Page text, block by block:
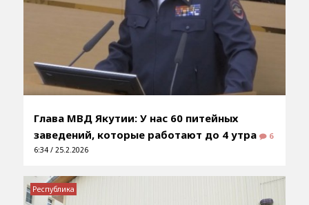
Глава МВД Якутии: У нас 60 питейных
заведений, которые работают до 4 утра
6
6:34 / 25.2.2026
Республика